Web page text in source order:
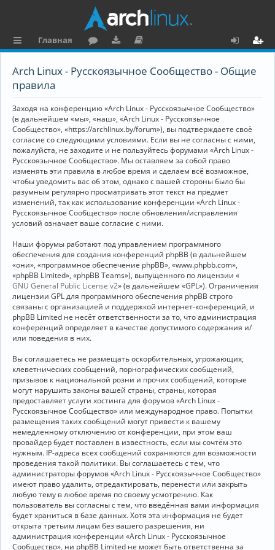
ы
к
и
Главная
ру
ру
и
ку
е
н
та
ц
и
я
о
Arch Linux - Русскоязычное Сообщество - Общие
правила
Заходя на конференцию «Arch Linux - Русскоязычное Сообщество»
(в дальнейшем «мы», «наш», «Arch Linux - Русскоязычное
Сообщество», «https://archlinux.by/forum»), вы подтверждаете своё
согласие со следующими условиями. Если вы не согласны с ними,
пожалуйста, не заходите и не пользуйтесь форумами «Arch Linux -
Русскоязычное Сообщество». Мы оставляем за собой право
изменять эти правила в любое время и сделаем всё возможное,
чтобы уведомить вас об этом, однако с вашей стороны было бы
разумным регулярно просматривать этот текст на предмет
изменений, так как использование конференции «Arch Linux -
Русскоязычное Сообщество» после обновления/исправления
условий означает ваше согласие с ними.
Наши форумы работают под управлением программного
обеспечения для создания конференций phpBB (в дальнейшем
«они», «программное обеспечение phpBB», «www.phpbb.com»,
«phpBB Limited», «phpBB Teams»), выпущенного по лицензии «
GNU General Public License v2» (в дальнейшем «GPL»). Ограничения
лицензии GPL для программного обеспечения phpBB строго
связаны с организацией и поддержкой интернет-конференций, и
phpBB Limited не несёт ответственности за то, что администрация
конференций определяет в качестве допустимого содержания и/
или поведения в них.
Вы соглашаетесь не размещать оскорбительных, угрожающих,
клеветнических сообщений, порнографических сообщений,
призывов к национальной розни и прочих сообщений, которые
могут нарушить законы вашей страны, страны, которая
предоставляет услуги хостинга для форумов «Arch Linux -
Русскоязычное Сообщество» или международное право. Попытки
размещения таких сообщений могут привести к вашему
немедленному отключению от конференции, при этом ваш
провайдер будет поставлен в известность, если мы сочтём это
нужным. IP-адреса всех сообщений сохраняются для возможности
проведения такой политики. Вы соглашаетесь с тем, что
администраторы форумов «Arch Linux - Русскоязычное Сообщество»
имеют право удалить, отредактировать, перенести или закрыть
любую тему в любое время по своему усмотрению. Как
пользователь вы согласны с тем, что введённая вами информация
будет храниться в базе данных. Хотя эта информация не будет
открыта третьим лицам без вашего разрешения, ни
администрация конференции «Arch Linux - Русскоязычное
Сообщество», ни phpBB Limited не может быть ответственна за